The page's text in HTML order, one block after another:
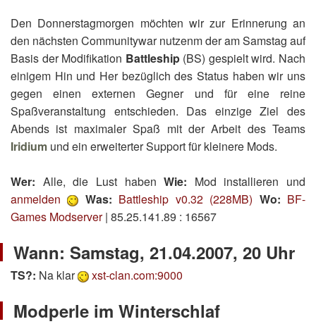
Den Donnerstagmorgen möchten wir zur Erinnerung an
den nächsten Communitywar nutzenm der am Samstag auf
Basis der Modifikation Battleship(BS) gespielt wird. Nach
einigem Hin und Her bezüglich des Status haben wir uns
gegen einen externen Gegner und für eine reine
Spaßveranstaltung entschieden. Das einzige Ziel des
Abends ist maximaler Spaß mit der Arbeit des Teams
Iridium und ein erweiterter Support für kleinere Mods.
Wer: Alle, die Lust habenWie: Mod installieren und
anmelden
Was: Battleship v0.32 (228MB) Wo: BF-
Games Modserver| 85.25.141.89 : 16567
Wann: Samstag, 21.04.2007, 20 Uhr
TS?: Na klar xst-clan.com:9000
Modperle im Winterschlaf